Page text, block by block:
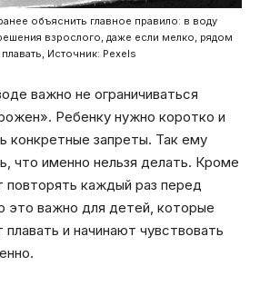
объяснить главное правило: в воду
взрослого, даже если мелко, рядом
Источник: Pexels
важно не ограничиваться
Ребенку нужно коротко и
конкретные запреты. Так ему
что именно нельзя делать. Кроме
повторять каждый раз перед
это важно для детей, которые
и начинают чувствовать